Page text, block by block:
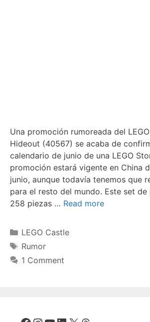
Una promoción rumoreada del
Hideout (40567) se acaba de
calendario de junio de una LEGO
promoción estará vigente en China
junio, aunque todavía tenemos que
para el resto del mundo. Este set
258 piezas … Read more
Categories
LEGO Castle
Tags
Rumor
1 Comment